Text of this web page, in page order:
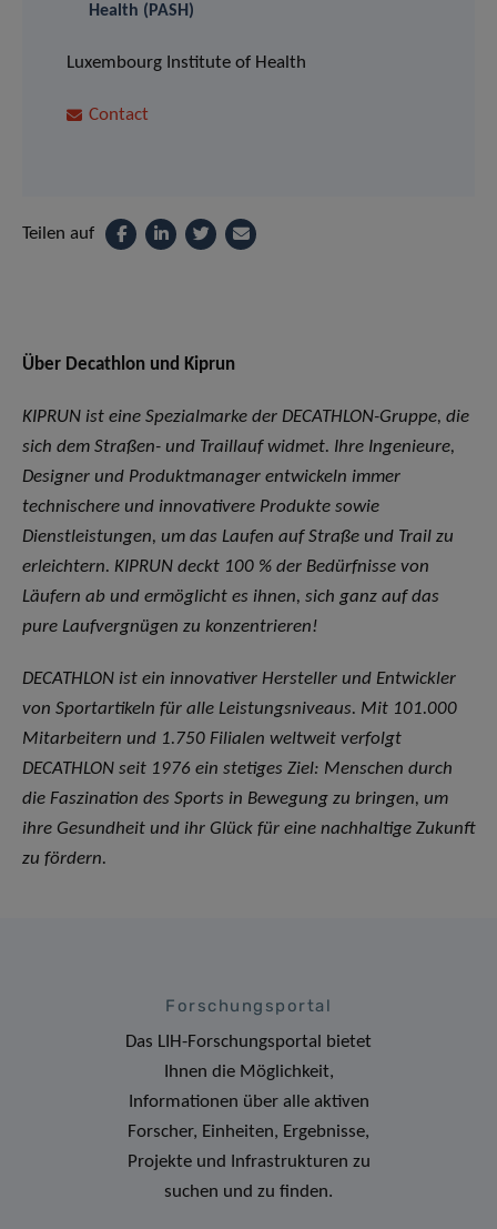
Health (PASH)
Luxembourg Institute of Health
Contact
Teilen auf
Über Decathlon und Kiprun
KIPRUN ist eine Spezialmarke der DECATHLON-Gruppe, die
sich dem Straßen- und Traillauf widmet. Ihre Ingenieure,
Designer und Produktmanager entwickeln immer
technischere und innovativere Produkte sowie
Dienstleistungen, um das Laufen auf Straße und Trail zu
erleichtern. KIPRUN deckt 100 % der Bedürfnisse von
Läufern ab und ermöglicht es ihnen, sich ganz auf das
pure Laufvergnügen zu konzentrieren!
DECATHLON ist ein innovativer Hersteller und Entwickler
von Sportartikeln für alle Leistungsniveaus. Mit 101.000
Mitarbeitern und 1.750 Filialen weltweit verfolgt
DECATHLON seit 1976 ein stetiges Ziel: Menschen durch
die Faszination des Sports in Bewegung zu bringen, um
ihre Gesundheit und ihr Glück für eine nachhaltige Zukunft
zu fördern.
Forschungsportal
Das LIH-Forschungsportal bietet
Ihnen die Möglichkeit,
Informationen über alle aktiven
Forscher, Einheiten, Ergebnisse,
Projekte und Infrastrukturen zu
suchen und zu finden.